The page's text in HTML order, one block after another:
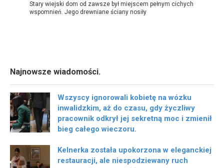
Stary wiejski dom od zawsze był miejscem pełnym cichych
wspomnień. Jego drewniane ściany nosiły
Najnowsze wiadomości.
Wszyscy ignorowali kobietę na wózku
inwalidzkim, aż do czasu, gdy życzliwy
pracownik odkrył jej sekretną moc i zmienił
bieg całego wieczoru.
Kelnerka została upokorzona w eleganckiej
restauracji, ale niespodziewany ruch